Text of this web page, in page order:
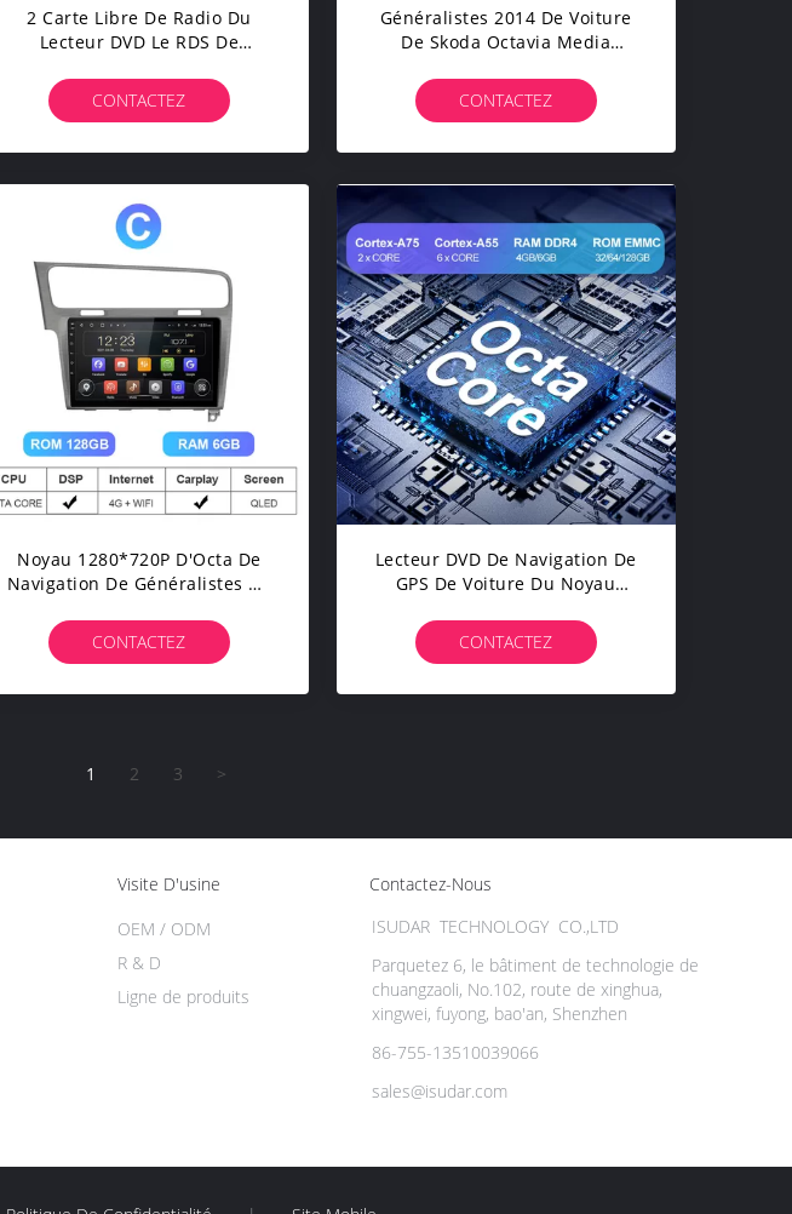
2 Carte Libre De Radio Du
Lecteur DVD Le RDS De
D'Android 10 De Vacarme
CONTACTEZ
Généralistes 2014 De Voiture
De Skoda Octavia Media
CONTACTEZ
Noyau 1280*720P D'Octa De
Navigation De Généralistes De
QLED Android
CONTACTEZ
Lecteur DVD De Navigation De
GPS De Voiture Du Noyau
VW Volkswagen
CONTACTEZ
1 2 3 >
Visite D'usine
Ligne de produits
OEM / ODM
R & D
Contactez-Nous
ISUDAR TECHNOLOGY CO.,LTD
Parquetez 6, le bâtiment de technologie de
chuangzaoli, No.102, route de xinghua,
xingwei, fuyong, bao'an, Shenzhen
86-755-13510039066
sales@isudar.com